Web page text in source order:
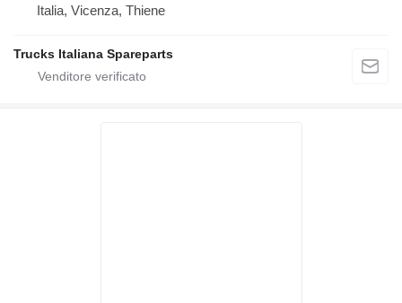
Italia, Vicenza, Thiene
Trucks Italiana Spareparts